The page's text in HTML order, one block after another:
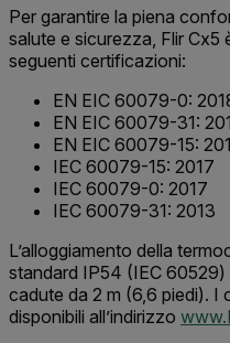
Per garantire la piena
salute e sicurezza, Flir Cx5
seguenti certificazioni:
EN EIC 60079-0:
EN EIC 60079-31:
EN EIC 60079-15:
IEC 60079-15: 2017
IEC 60079-0: 2017
IEC 60079-31: 2013
L’alloggiamento della
standard IP54 (IEC
cadute da 2 m (6,6 piedi). I
disponibili all’indirizzo